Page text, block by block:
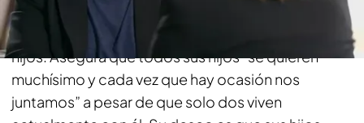
Pepa Bueno le pregunta sobre dos cuestiones
fundamentales en su vida, su pareja Raquel y sus
hijos. Asegura que todos sus hijos “se quieren
muchísimo y cada vez que hay ocasión nos
juntamos” a pesar de que solo dos viven